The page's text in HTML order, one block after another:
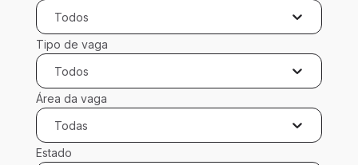
Todos
Tipo de vaga
Todos
Área da vaga
Todas
Estado